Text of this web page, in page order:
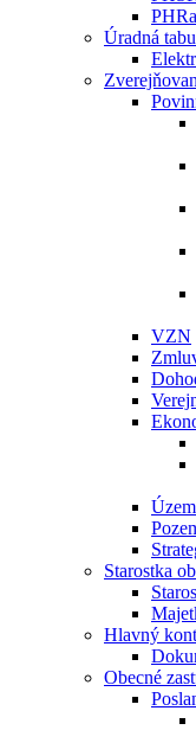
Úradná
VZN
Starostka
Hlavný
Obecné